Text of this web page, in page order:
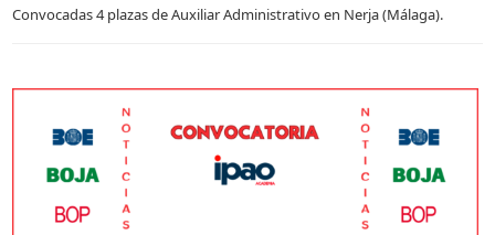
Convocadas 4 plazas de Auxiliar Administrativo en Nerja (Málaga).